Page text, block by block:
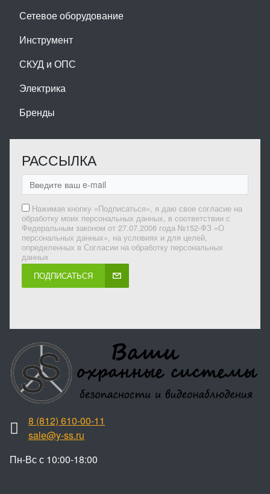
Сетевое оборудование
Инструмент
СКУД и ОПС
Электрика
Бренды
РАССЫЛКА
Нажимая кнопку «Подписаться», я даю свое согласие на
обработку моих персональных данных, в соответствии с
Федеральным законом от 27.07.2006 года №152-ФЗ «О
персональных данных», на условиях и для целей,
определенных в Согласии на обработку персональных
данных
ПОДПИСАТЬСЯ
8 (812) 610-00-11
sale@y-ss.ru
Пн-Вс с 10:00-18:00